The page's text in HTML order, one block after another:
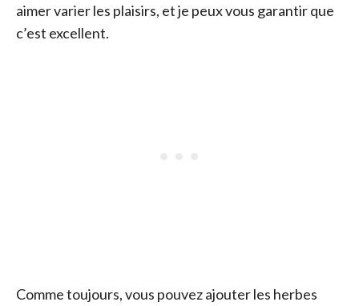
aimer varier les plaisirs, et je peux vous garantir que
c’est excellent.
Comme toujours, vous pouvez ajouter les herbes